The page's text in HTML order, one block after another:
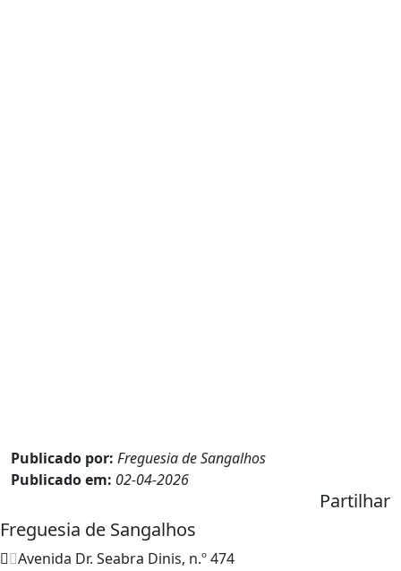
Publicado por: Freguesia de Sangalhos
Publicado em: 02-04-2026
Partilhar
Freguesia de Sangalhos
Avenida Dr. Seabra Dinis, n.º 474